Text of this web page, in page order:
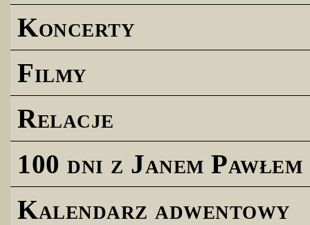
Koncerty
Filmy
Relacje
100 dni z Janem
Kalendarz adwentowy